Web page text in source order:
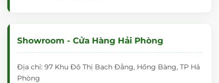
Showroom - Cửa Hàng Hải Phòng
Địa chỉ: 97 Khu Đô Thị Bạch Đằng, Hồng Bàng, TP Hả
Phòng